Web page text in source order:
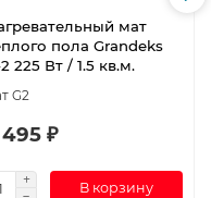
мат
пола Grandeks
225 Вт / 1.5 кв.м.
G2
₽
В корзину